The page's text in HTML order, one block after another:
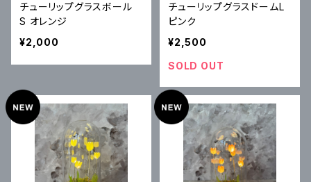
チューリップグラスボール
S オレンジ
¥2,000
チューリップグラスドームL
ピンク
¥2,500
SOLD OUT